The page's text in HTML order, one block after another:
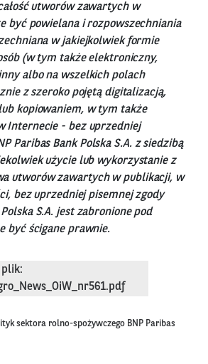
utworów zawartych w
być powielana i rozpowszechniania
w jakiejkolwiek formie
(w tym także elektroniczny,
albo na wszelkich polach
z szeroko pojętą digitalizacją,
kopiowaniem, w tym także
Internecie - bez uprzedniej
Paribas Bank Polska S.A. z siedzibą
użycie lub wykorzystanie z
utworów zawartych w publikacji, w
bez uprzedniej pisemnej zgody
S.A. jest zabronione pod
być ścigane prawnie.
plik:
sektora rolno-spożywczego BNP Paribas